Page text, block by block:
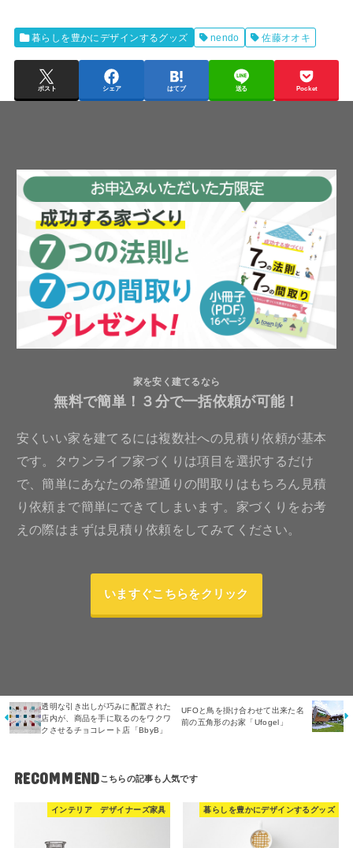
暮らしを豊かにデザインするグッズ nendo 佐藤オオキ
ポスト シェア はてブ 送る Pocket
家を安く建てるなら
無料で簡単！３分で一括依頼が可能！
安くいい家を建てるには複数社への見積り依頼が基本
です。タウンライフ家づくりは項目を選択するだけ
で、簡単にあなたの希望通りの間取りはもちろん見積
り依頼まで簡単にできてしまいます。家づくりをお考
えの際はまずは見積り依頼をしてみてください。
いますぐこちらをクリック
透明な引き出しが巧みに配置された
店内が、商品を手に取るのをワクワ
クさせるチョコレート店「BbyB」
UFOと鳥を掛け合わせて出来た名
前の五角形のお家「Ufogel」
RECOMMEND
インテリア デザイナーズ家具 暮らしを豊かにデザインするグッズ